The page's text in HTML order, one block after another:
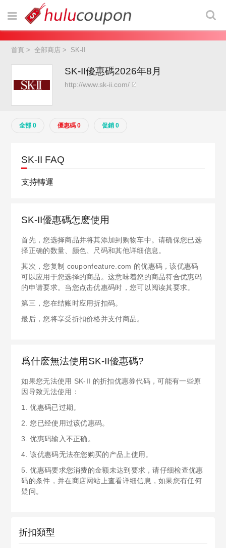
首頁 >全部商店 > SK-II
SK-II優惠碼2026年8月
http://www.sk-ii.com/
全部 0 優惠碼 0 促銷 0
SK-II FAQ
支持轉運
SK-II優惠碼怎麽使用
首先，您选择商品并将其添加到购物车中。请确保您已选
择正确的数量、颜色、尺码和其他详细信息。
其次，您复制 couponfeature.com 的优惠码，该优惠码
可以应用于您选择的商品。这意味着您的商品符合优惠码
的申请要求。当您点击优惠码时，您可以阅读其要求。
第三，您在结账时应用折扣码。
最后，您将享受折扣价格并支付商品。
爲什麽無法使用SK-II優惠碼?
如果您无法使用 SK-II 的折扣优惠券代码，可能有一些原
因导致无法使用：
1. 优惠码已过期。
2. 您已经使用过该优惠码。
3. 优惠码输入不正确。
4. 该优惠码无法在您购买的产品上使用。
5. 优惠码要求您消费的金额未达到要求，请仔细检查优惠
码的条件，并在商店网站上查看详细信息，如果您有任何
疑问。
折扣類型